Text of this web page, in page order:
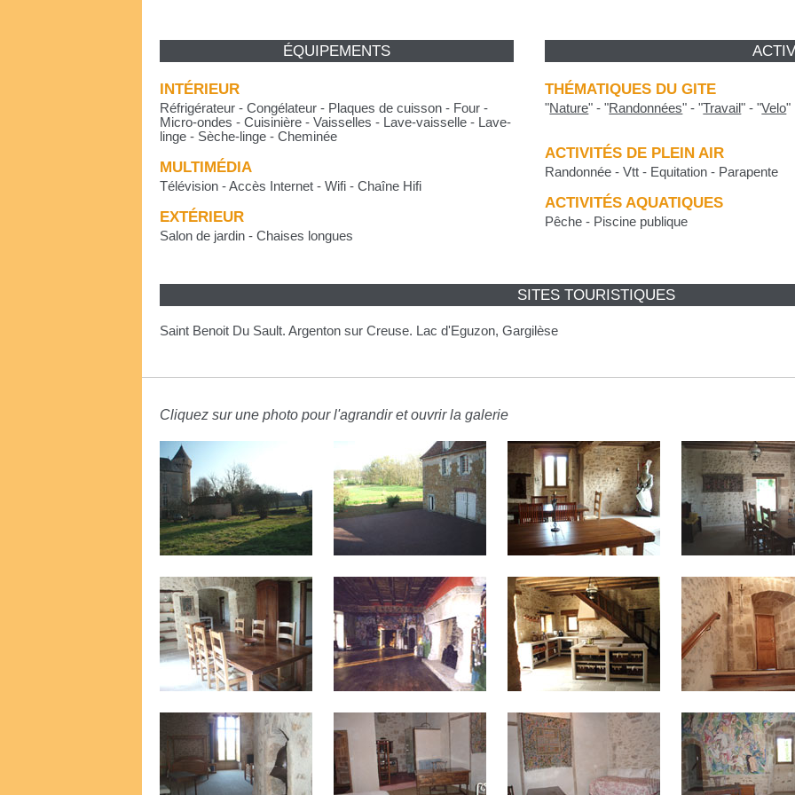
ÉQUIPEMENTS
INTÉRIEUR
Réfrigérateur - Congélateur - Plaques de cuisson - Four -
Micro-ondes - Cuisinière - Vaisselles - Lave-vaisselle - Lave-
linge - Sèche-linge - Cheminée
MULTIMÉDIA
Télévision - Accès Internet - Wifi - Chaîne Hifi
EXTÉRIEUR
Salon de jardin - Chaises longues
THÉMATIQUES DU GITE
"Nature" -"Randonnées" -"Travail" -"Velo"
ACTIVITÉS DE PLEIN AIR
Randonnée - Vtt - Equitation - Parapente
ACTIVITÉS AQUATIQUES
Pêche - Piscine publique
SITES TOURISTIQUES
Saint Benoit Du Sault. Argenton sur Creuse. Lac d'Eguzon, Gargilèse
Cliquez sur une photo pour l'agrandir et ouvrir la galerie